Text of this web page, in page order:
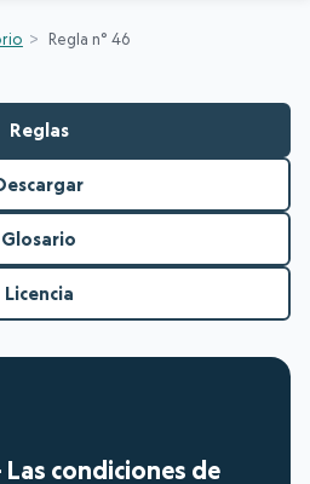
Regla n° 46
Reglas
Glosario
Licencia
Las condiciones de